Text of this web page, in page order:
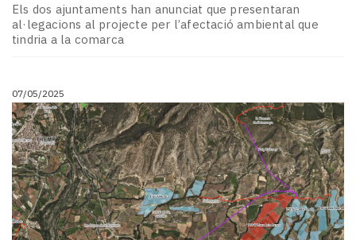
Els dos ajuntaments han anunciat que presentaran
al·legacions al projecte per l’afectació ambiental que
tindria a la comarca
07/05/2025